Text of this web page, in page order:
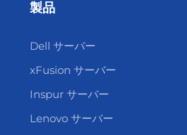
製品
Dell サーバー
xFusion サーバー
Inspur サーバー
Lenovo サーバー